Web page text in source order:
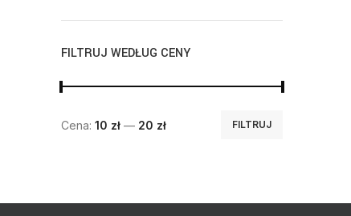
FILTRUJ WEDŁUG CENY
FILTRUJ
Cena: 10 zł — 20 zł